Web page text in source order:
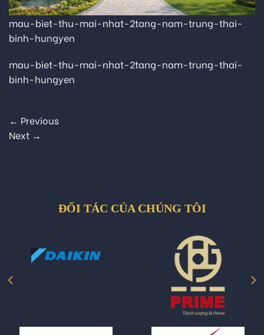
mau-biet-thu-mai-nhat-2tang-nam-trung-thai-
binh-hungyen
mau-biet-thu-mai-nhat-2tang-nam-trung-thai-
binh-hungyen
← Previous
Next →
ĐỐI TÁC CỦA CHÚNG TÔI